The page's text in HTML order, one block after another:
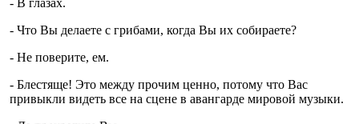
- В глазах.
- Что Вы делаете с грибами, когда Вы их собираете?
- Не поверите, ем.
- Блестяще! Это между прочим ценно, потому что Вас
привыкли видеть все на сцене в авангарде мировой музыки.